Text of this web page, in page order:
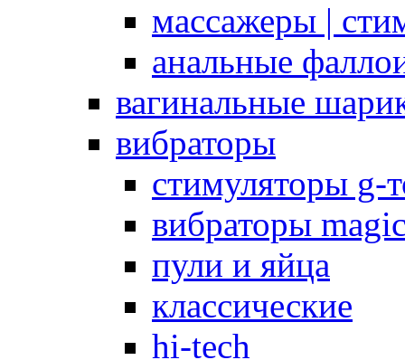
массажеры |
анальные
вагинальные
вибраторы
стимуляторы g-
вибраторы
пули и яйца
классические
hi-tech